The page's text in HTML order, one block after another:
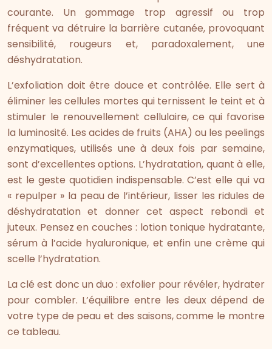
courante. Un gommage trop agressif ou trop
fréquent va détruire la barrière cutanée, provoquant
sensibilité, rougeurs et, paradoxalement, une
déshydratation.
L’exfoliation doit être douce et contrôlée. Elle sert à
éliminer les cellules mortes qui ternissent le teint et à
stimuler le renouvellement cellulaire, ce qui favorise
la luminosité. Les acides de fruits (AHA) ou les peelings
enzymatiques, utilisés une à deux fois par semaine,
sont d’excellentes options. L’hydratation, quant à elle,
est le geste quotidien indispensable. C’est elle qui va
« repulper » la peau de l’intérieur, lisser les ridules de
déshydratation et donner cet aspect rebondi et
juteux. Pensez en couches : lotion tonique hydratante,
sérum à l’acide hyaluronique, et enfin une crème qui
scelle l’hydratation.
La clé est donc un duo : exfolier pour révéler, hydrater
pour combler. L’équilibre entre les deux dépend de
votre type de peau et des saisons, comme le montre
ce tableau.